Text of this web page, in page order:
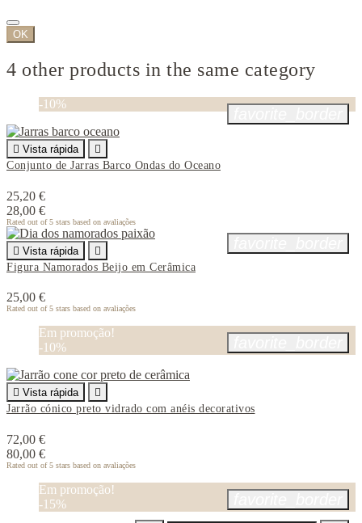
OK
4 other products in the same category
-10%
 Vista rápida

Conjunto de Jarras Barco Ondas do Oceano
25,20 €
28,00 €
Rated out of 5 stars based on avaliações
 Vista rápida

Figura Namorados Beijo em Cerâmica
25,00 €
Rated out of 5 stars based on avaliações
Em promoção!
-10%
 Vista rápida

Jarrão cónico preto vidrado com anéis decorativos
72,00 €
80,00 €
Rated out of 5 stars based on avaliações
Em promoção!
-15%